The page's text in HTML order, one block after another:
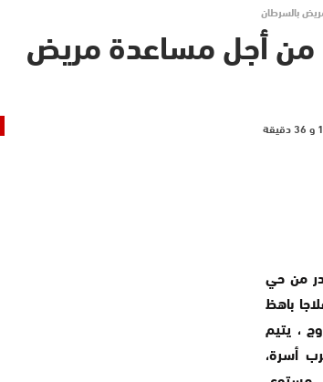
بالسرطان
من أجل مساعدة مريض
من حي
باهظ
35 سنة، متزوج ، يتيم
أسرة،